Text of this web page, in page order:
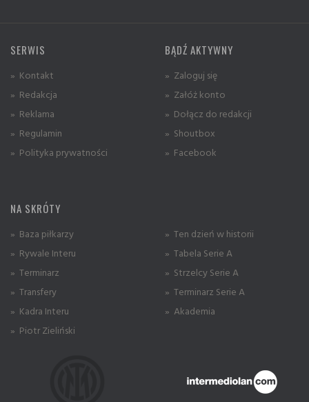
SERWIS
» Kontakt
» Redakcja
» Reklama
» Regulamin
» Polityka prywatności
BĄDŹ AKTYWNY
» Zaloguj się
» Załóż konto
» Dołącz do redakcji
» Shoutbox
» Facebook
NA SKRÓTY
» Baza piłkarzy
» Rywale Interu
» Terminarz
» Transfery
» Kadra Interu
» Piotr Zieliński
» Ten dzień w historii
» Tabela Serie A
» Strzelcy Serie A
» Terminarz Serie A
» Akademia